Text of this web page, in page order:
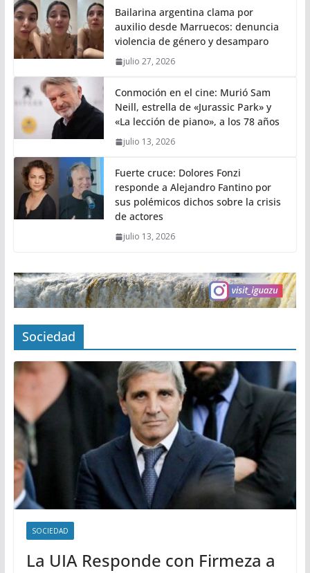
Bailarina argentina clama por
auxilio desde Marruecos: denuncia
violencia de género y desamparo
julio 27, 2026
Conmoción en el cine: Murió Sam
Neill, estrella de «Jurassic Park» y
«La lección de piano», a los 78 años
julio 13, 2026
Fuerte cruce: Dolores Fonzi
responde a Alejandro Fantino por
sus polémicos dichos sobre la crisis
de actores
julio 13, 2026
Sociedad
SOCIEDAD
La UIA Responde con Firmeza a